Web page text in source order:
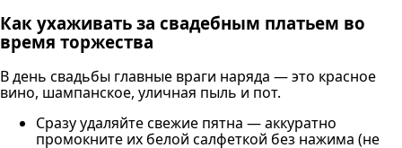
Как ухаживать за свадебным платьем во
время торжества
В день свадьбы главные враги наряда — это красное
вино, шампанское, уличная пыль и пот.
Сразу удаляйте свежие пятна — аккуратно
промокните их белой салфеткой без нажима (не